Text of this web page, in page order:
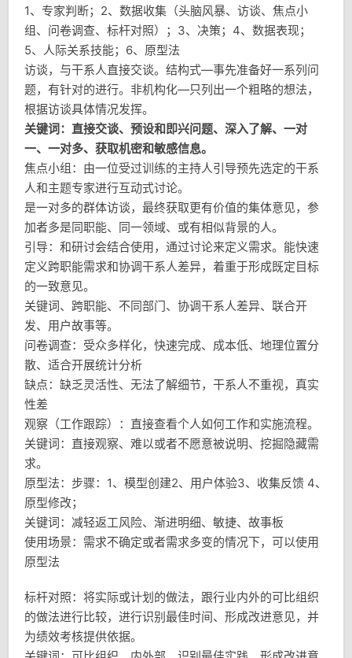
1、专家判断；2、数据收集（头脑风暴、访谈、焦点小
组、问卷调查、标杆对照）；3、决策；4、数据表现；
5、人际关系技能；6、原型法
访谈，与干系人直接交谈。结构式—事先准备好一系列问
题，有针对的进行。非机构化—只列出一个粗略的想法，
根据访谈具体情况发挥。
关键词：直接交谈、预设和即兴问题、深入了解、一对
一、一对多、获取机密和敏感信息。
焦点小组：由一位受过训练的主持人引导预先选定的干系
人和主题专家进行互动式讨论。
是一对多的群体访谈，最终获取更有价值的集体意见，参
加者多是同职能、同一领域、或有相似背景的人。
引导：和研讨会结合使用，通过讨论来定义需求。能快速
定义跨职能需求和协调干系人差异，着重于形成既定目标
的一致意见。
关键词、跨职能、不同部门、协调干系人差异、联合开
发、用户故事等。
问卷调查：受众多样化，快速完成、成本低、地理位置分
散、适合开展统计分析
缺点：缺乏灵活性、无法了解细节，干系人不重视，真实
性差
观察（工作跟踪）：直接查看个人如何工作和实施流程。
关键词：直接观察、难以或者不愿意被说明、挖掘隐藏需
求。
原型法：步骤：1、模型创建2、用户体验3、收集反馈 4、
原型修改；
关键词：减轻返工风险、渐进明细、敏捷、故事板
使用场景：需求不确定或者需求多变的情况下，可以使用
原型法
标杆对照：将实际或计划的做法，跟行业内外的可比组织
的做法进行比较，进行识别最佳时间、形成改进意见，并
为绩效考核提供依据。